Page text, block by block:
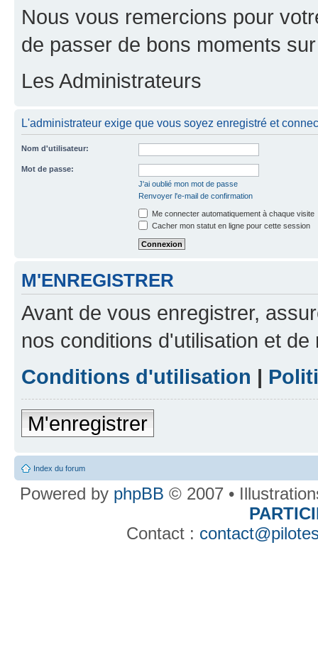
Nous vous remercions pour
de passer de bons moments
Les Administrateurs
L'administrateur exige que vous soyez enregistré et
Nom d'utilisateur:
Mot de passe:
J'ai oublié mon mot de passe
Renvoyer l'e-mail de confirmation
Me connecter automatiquement à chaque visite
Cacher mon statut en ligne pour cette session
M'ENREGISTRER
Avant de vous enregistrer,
nos conditions d'utilisation et
Conditions d'utilisation |
M'enregistrer
Index du forum
Powered by phpBB © 2007 •
Contact :